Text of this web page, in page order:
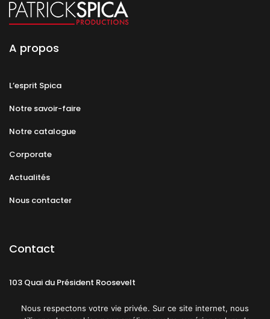
A propos
L’esprit Spica
Notre savoir-faire
Notre catalogue
Corporate
Actualités
Nous contacter
Contact
103 Quai du Président Roosevelt
Nous respectons votre vie privée. Sur ce site internet, nous